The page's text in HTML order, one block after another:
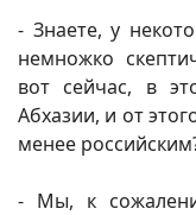
- Знаете, у
немножко
вот сейчас, в
Абхазии, и от
менее
- Мы, к